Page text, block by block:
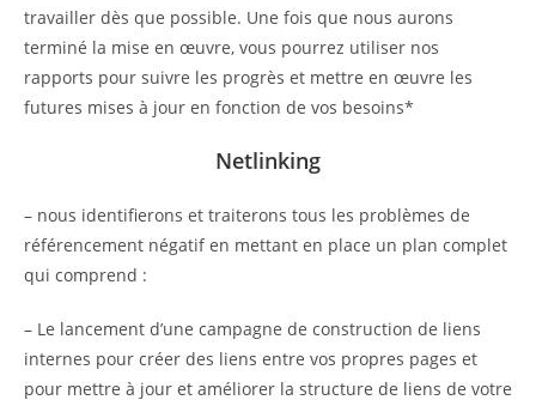
travailler dès que possible. Une fois que nous aurons
terminé la mise en œuvre, vous pourrez utiliser nos
rapports pour suivre les progrès et mettre en œuvre les
futures mises à jour en fonction de vos besoins*
Netlinking
– nous identifierons et traiterons tous les problèmes de
référencement négatif en mettant en place un plan complet
qui comprend :
– Le lancement d’une campagne de construction de liens
internes pour créer des liens entre vos propres pages et
pour mettre à jour et améliorer la structure de liens de votre